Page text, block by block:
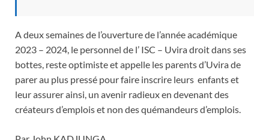
A deux semaines de l’ouverture de l’année académique
2023 – 2024, le personnel de l’ ISC – Uvira droit dans ses
bottes, reste optimiste et appelle les parents d’Uvira de
parer au plus pressé pour faire inscrire leurs enfants et
leur assurer ainsi, un avenir radieux en devenant des
créateurs d’emplois et non des quémandeurs d’emplois.